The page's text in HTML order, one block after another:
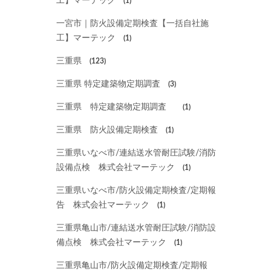
一宮市｜防火設備定期検査【一括自社施
工】マーテック
(1)
三重県 (123)
三重県 特定建築物定期調査 (3)
三重県 特定建築物定期調査 (1)
三重県 防火設備定期検査 (1)
三重県いなべ市/連結送水管耐圧試験/消防
設備点検 株式会社マーテック
(1)
三重県いなべ市/防火設備定期検査/定期報
告 株式会社マーテック
(1)
三重県亀山市/連結送水管耐圧試験/消防設
備点検 株式会社マーテック
(1)
三重県亀山市/防火設備定期検査/定期報